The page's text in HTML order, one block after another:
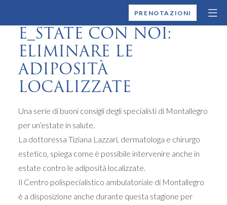
MONTALLEGROPRENOTAZIONI
E_STATE CON NOI:
ELIMINARE LE
ADIPOSITÀ
LOCALIZZATE
Una serie di buoni consigli degli specialisti di Montallegro
per un’estate in salute.
La dottoressa Tiziana Lazzari, dermatologa e chirurgo
estetico, spiega come è possibile intervenire anche in
estate contro le adiposità localizzate.
Il Centro polispecialistico ambulatoriale di Montallegro
è a disposizione anche durante questa stagione per